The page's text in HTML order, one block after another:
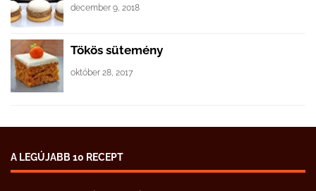
december 9, 2018
Tökös sütemény
október 28, 2017
A LEGÚJABB 10 RECEPT